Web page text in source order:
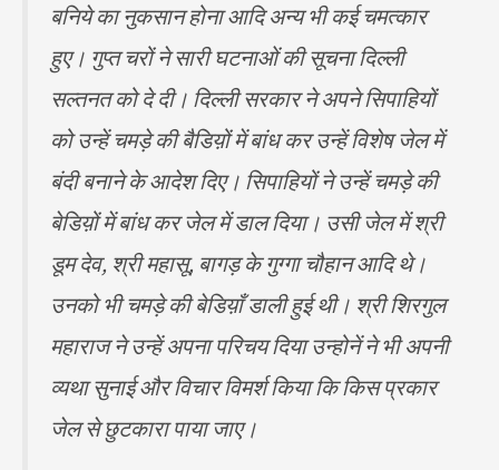
बनिये का नुकसान होना आदि अन्य भी कई चमत्कार
हुए। गुप्त चरों ने सारी घटनाओं की सूचना दिल्ली
सल्तनत को दे दी। दिल्ली सरकार ने अपने सिपाहियों
को उन्हें चमड़े की बैडिय़ों में बांध कर उन्हें विशेष जेल में
बंदी बनाने के आदेश दिए। सिपाहियों ने उन्हें चमड़े की
बेडिय़ों में बांध कर जेल में डाल दिया। उसी जेल में श्री
डूम देव, श्री महासू, बागड़ के गुग्गा चौहान आदि थे।
उनको भी चमड़े की बेडिय़ाँ डाली हुई थी। श्री शिरगुल
महाराज ने उन्हें अपना परिचय दिया उन्होनें ने भी अपनी
व्यथा सुनाई और विचार विमर्श किया कि किस प्रकार
जेल से छुटकारा पाया जाए।